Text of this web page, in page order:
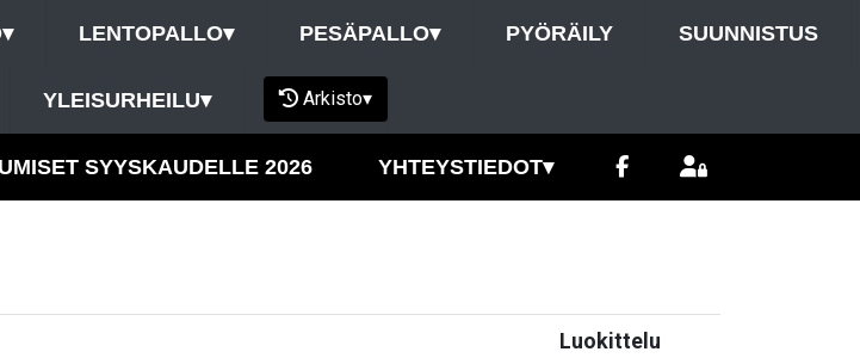
▾ LENTOPALLO▾ PESÄPALLO▾ PYÖRÄILY SUUNNISTUS
YLEISURHEILU▾ Arkisto▾
SYYSKAUDELLE 2026 YHTEYSTIEDOT▾
Luokittelu